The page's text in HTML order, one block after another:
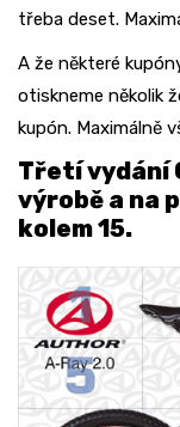
třeba deset.
A že některé
otiskneme několik
kupón. Maximálně
Třetí vydání
výrobě a na
kolem 15.